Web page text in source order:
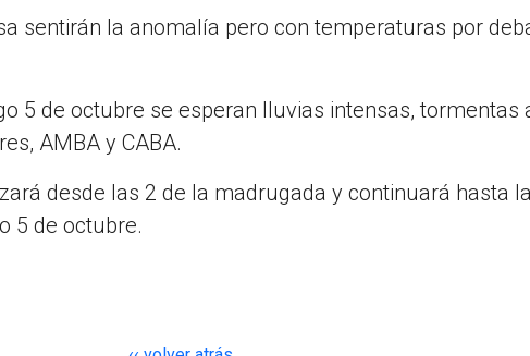
sentirán la anomalía pero con temperaturas por
5 de octubre se esperan lluvias intensas, tormentas
AMBA y CABA.
desde las 2 de la madrugada y continuará hasta
5 de octubre.